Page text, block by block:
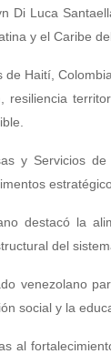
Di Luca
y el Caribe
Haití,
y Servicios
destacó la
del
venezolano
social y la
al